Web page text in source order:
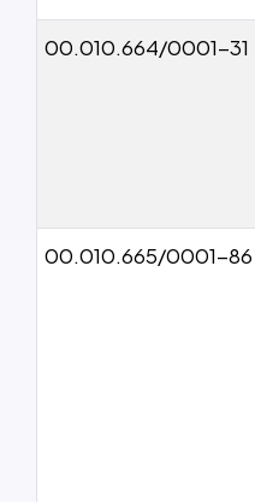
00.010.664/0001-31
00.010.665/0001-86